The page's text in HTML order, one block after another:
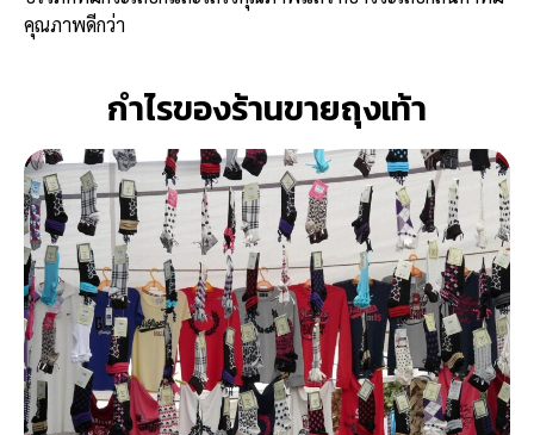
คุณภาพดีกว่า
กำไรของร้านขายถุงเท้า